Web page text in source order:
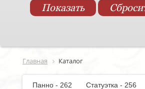
Главная Каталог
Панно - 262 Статуэтка - 256